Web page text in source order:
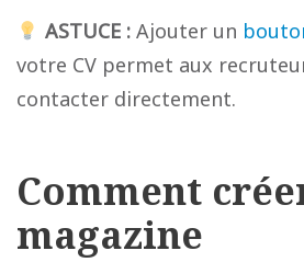
ASTUCE : Ajouter un
votre CV permet aux
contacter directement.
Comment
magazine